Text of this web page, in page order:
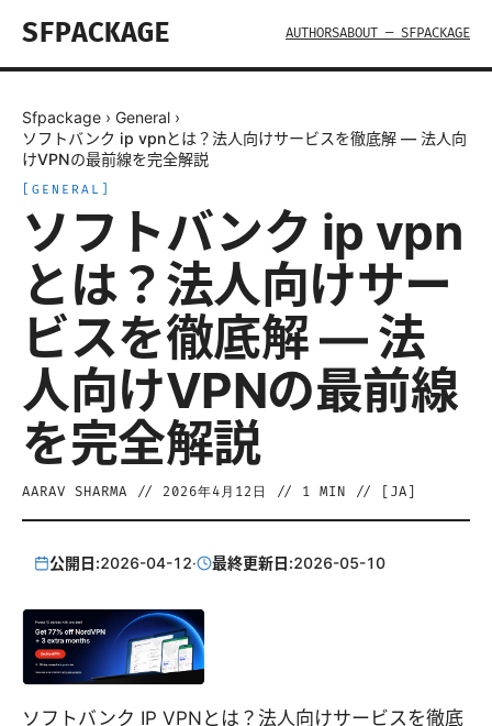
SFPACKAGE AUTHORSABOUT — SFPACKAGE
Sfpackage › General ›
ソフトバンク ip vpnとは？法人向けサービスを徹底解 — 法人向
けVPNの最前線を完全解説
GENERAL
ソフトバンク ip vpn
とは？法人向けサー
ビスを徹底解 — 法
人向けVPNの最前線
を完全解説
AARAV SHARMA // 2026年4月12日 // 1 MIN // [ JA
公開日:2026-04-12· 最終更新日:2026-05-10
ソフトバンク IP VPNとは？法人向けサービスを徹底